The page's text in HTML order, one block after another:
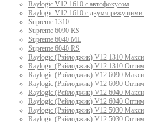
Raylogic V12 1610 с автофокусом
Raylogic V12 1610 с двумя режущими
Supreme 1310
Supreme 6090 RS
Supreme 6040 ML
Supreme 6040 RS
Raylogic (Рэйлоджик) V12 1310
Raylogic (Рэйлоджик) V12 1310
Raylogic (Рэйлоджик) V12 6090
Raylogic (Рэйлоджик) V12 6090
Raylogic (Рейлоджик) V12 6040
Raylogic (Рейлоджик) V12 6040
Raylogic (Рэйлоджик) V12 5030
Raylogic (Рэйлоджик) V12 5030